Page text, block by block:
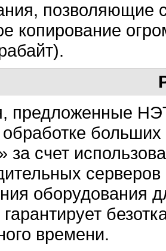
позволяющие
копирование
предложенные
обработке
счет
оборудования
гарантирует
времени.